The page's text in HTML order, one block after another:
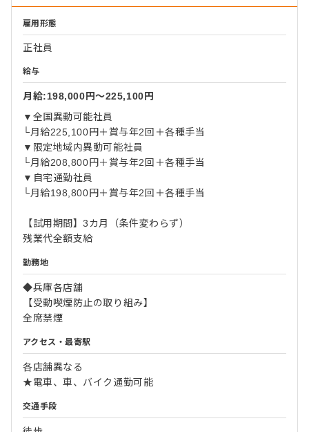
雇用形態
正社員
給与
月給:198,000円〜225,100円
▼全国異動可能社員
└月給225,100円＋賞与年2回＋各種手当
▼限定地域内異動可能社員
└月給208,800円＋賞与年2回＋各種手当
▼自宅通勤社員
└月給198,800円＋賞与年2回＋各種手当
【試用期間】3カ月（条件変わらず）
残業代全額支給
勤務地
◆兵庫各店舗
【受動喫煙防止の取り組み】
全席禁煙
アクセス・最寄駅
各店舗異なる
★電車、車、バイク通勤可能
交通手段